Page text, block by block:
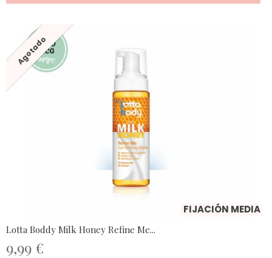
Agotado
FIJACIÓN MEDIA
Lotta Boddy Milk Honey Refine Me...
9,99 €